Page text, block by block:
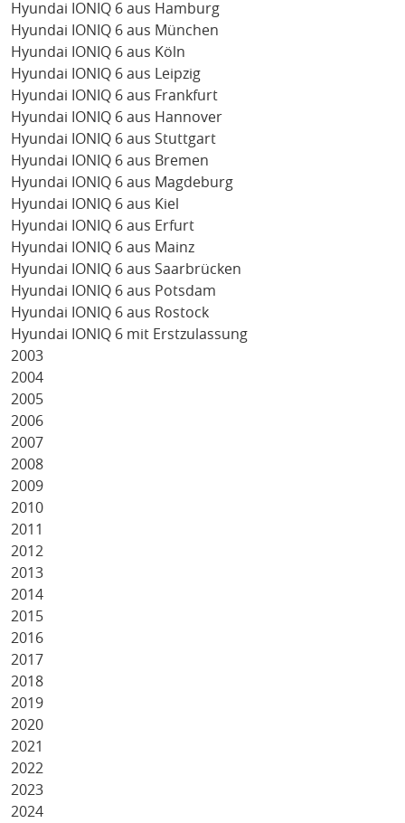
Hyundai IONIQ 6 aus Hamburg
Hyundai IONIQ 6 aus München
Hyundai IONIQ 6 aus Köln
Hyundai IONIQ 6 aus Leipzig
Hyundai IONIQ 6 aus Frankfurt
Hyundai IONIQ 6 aus Hannover
Hyundai IONIQ 6 aus Stuttgart
Hyundai IONIQ 6 aus Bremen
Hyundai IONIQ 6 aus Magdeburg
Hyundai IONIQ 6 aus Kiel
Hyundai IONIQ 6 aus Erfurt
Hyundai IONIQ 6 aus Mainz
Hyundai IONIQ 6 aus Saarbrücken
Hyundai IONIQ 6 aus Potsdam
Hyundai IONIQ 6 aus Rostock
Hyundai IONIQ 6 mit Erstzulassung
2003
2004
2005
2006
2007
2008
2009
2010
2011
2012
2013
2014
2015
2016
2017
2018
2019
2020
2021
2022
2023
2024